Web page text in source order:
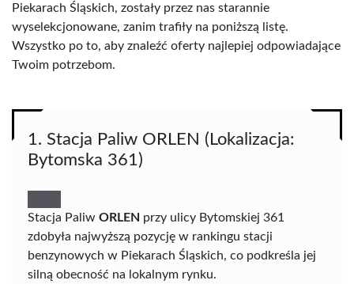
Piekarach Śląskich, zostały przez nas starannie
wyselekcjonowane, zanim trafiły na poniższą listę.
Wszystko po to, aby znaleźć oferty najlepiej odpowiadające
Twoim potrzebom.
1. Stacja Paliw ORLEN (Lokalizacja:
Bytomska 361)
Stacja Paliw ORLEN przy ulicy Bytomskiej 361
zdobyła najwyższą pozycję w rankingu stacji
benzynowych w Piekarach Śląskich, co podkreśla jej
silną obecność na lokalnym rynku.